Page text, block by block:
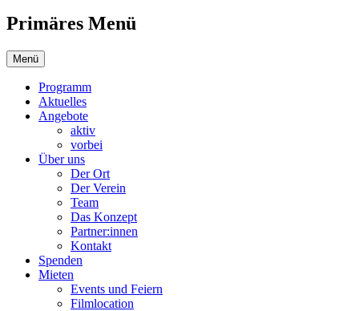
Primäres Menü
Menü
Programm
Aktuelles
Angebote
aktiv
vorbei
Über uns
Der Ort
Der Verein
Team
Das Konzept
Partner:innen
Kontakt
Spenden
Mieten
Events und Feiern
Filmlocation